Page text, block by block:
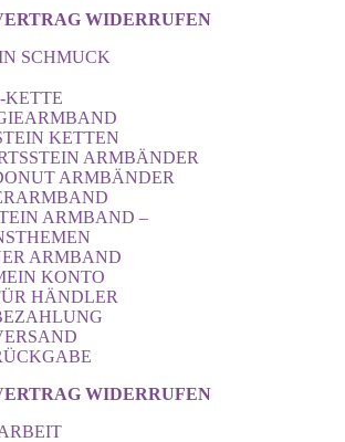
WIDERRUFEN
SCHMUCK
KETTEN
ARMBÄNDER
ARMBÄNDER
ARMBAND –
ARMBAND
KONTO
HÄNDLER
WIDERRUFEN